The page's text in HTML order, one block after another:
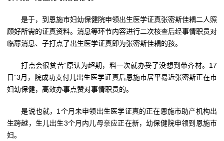
是于，到恩施市妇幼保健院申领出生医学证真张密斯佳耦二人照
顾好所需的证真资料。消息等环节内容进行二次核查后经事情职员对
临蓐消息、子打点了出生医学证真即为张密斯佳耦的孩。
打点会很贫苦“原认为超期，料一次就办妥了没想到带齐材。17
日”3月，院成功支付儿出生医学证真后恩施市居平易近张密斯正在市
妇幼保健，高效办事点赞对事情职员的。
是说也就，1个月未申领出生医学证真的正在恩施市助产机构出
生跨越，生儿出生3个月内儿母亲应正在新，幼保健院申领到恩施市
妇。